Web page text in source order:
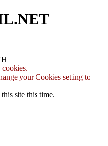
your Cookies setting to
site this time.